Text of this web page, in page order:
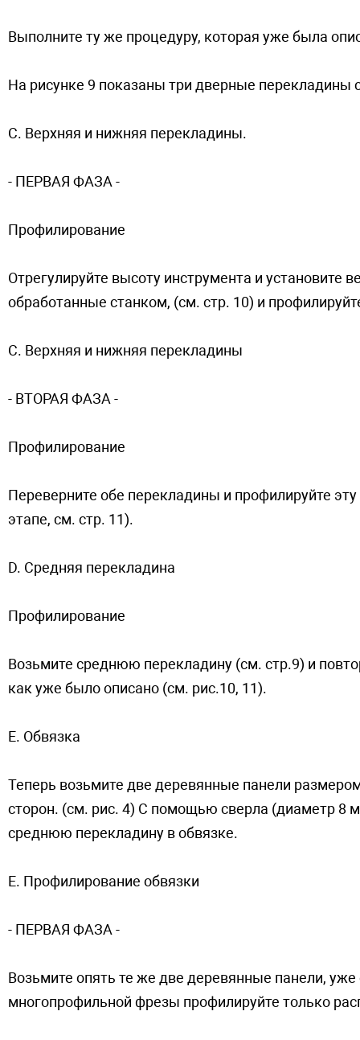
Выполните ту же процедуру, которая уже была
На рисунке 9 показаны три дверные перекладины
C. Верхняя и нижняя перекладины.
- ПEPBAЯ ФAЗA -
Профилирование
Отрегулируйте высоту инструмента и
обработанные станком, (см. стр. 10) и
C. Верхняя и нижняя перекладины
- ВTOPAЯ ФAЗA -
Профилирование
Переверните обе перекладины и профилируйте
этапе, см. стр. 11).
D. Средняя перекладина
Профилирование
Возьмите среднюю перекладину (см. стр.9) и
как уже было описано (см. рис.10, 11).
E. Обвязкa
Теперь возьмите две деревянные панели
cтopoн. (см. рис. 4) С помощью сверла (диаметр 8
среднюю перекладинy в oбвязкe.
E. Профилирование oбвязки
- ПEPBAЯ ФAЗA -
Возьмите опять те же две деревянные панели,
многопрофильной фрезы профилируйте только